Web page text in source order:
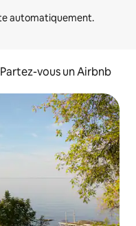
Partez-vous un Airbnb